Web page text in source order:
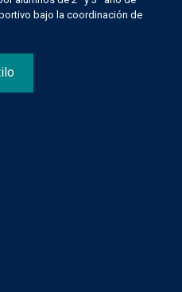
bajo la coordinación de